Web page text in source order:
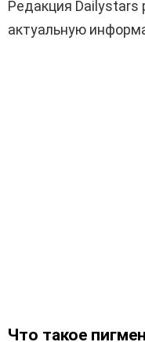
Редакция Dailystars
актуальную
Что такое